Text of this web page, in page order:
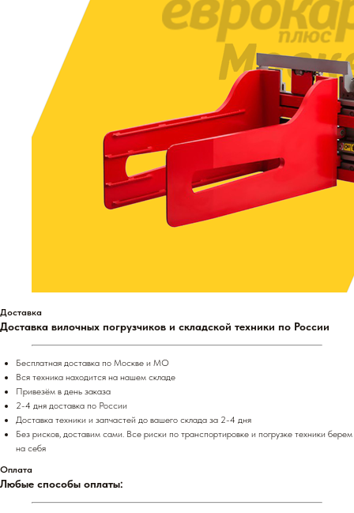
Доставка
Доставка вилочных погрузчиков и складской техники по России
Бесплатная доставка по Москве и МО
Вся техника находится на нашем складе
Привезём в день заказа
2-4 дня доставка по России
Доставка техники и запчастей до вашего склада за 2-4 дня
Без рисков, доставим сами. Все риски по транспортировке и погрузке техники берем
на себя
Оплата
Любые способы оплаты: